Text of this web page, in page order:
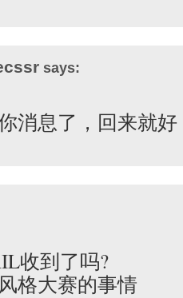
says:
消息了，回来就
收到了吗?
格大赛的事情